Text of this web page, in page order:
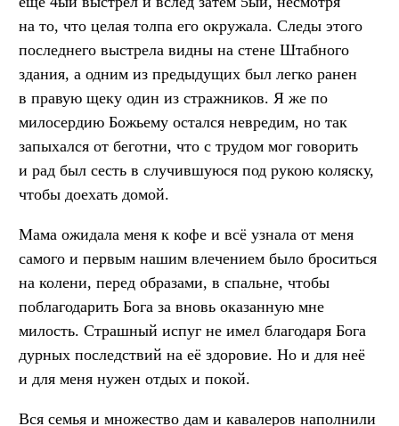
на то, что целая толпа его окружала. Следы этого
последнего выстрела видны на стене Штабного
здания, а одним из предыдущих был легко ранен
в правую щеку один из стражников. Я же по
милосердию Божьему остался невредим, но так
запыхался от беготни, что с трудом мог говорить
и рад был сесть в случившуюся под рукою коляску,
чтобы доехать домой.
Мама ожидала меня к кофе и всё узнала от меня
самого и первым нашим влечением было броситься
на колени, перед образами, в спальне, чтобы
поблагодарить Бога за вновь оказанную мне
милость. Страшный испуг не имел благодаря Бога
дурных последствий на её здоровие. Но и для неё
и для меня нужен отдых и покой.
Вся семья и множество дам и кавалеров наполнили